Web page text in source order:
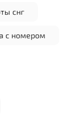
снг
с номером